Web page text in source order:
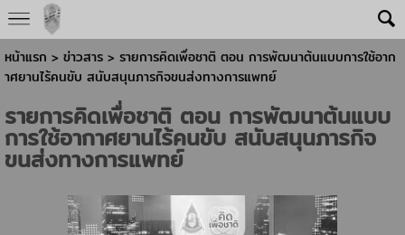
หน้าแรก > ข่าวสาร > รายการคิดเพื่อชาติ ตอน การพัฒนาต้นแบบการใช้อาก
าศยานไร้คนขับ สนับสนุนภารกิจขนส่งทางการแพทย์
รายการคิดเพื่อชาติ ตอน การพัฒนาต้นแบบ
การใช้อากาศยานไร้คนขับ สนับสนุนภารกิจ
ขนส่งทางการแพทย์